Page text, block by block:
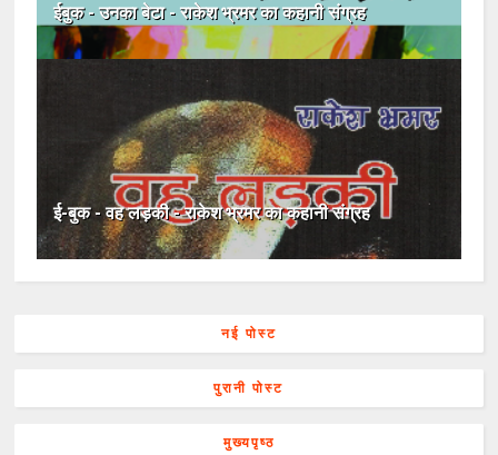
ईबुक - उनका बेटा - राकेश भ्रमर का कहानी संग्रह
ई-बुक - वह लड़की - राकेश भ्रमर का कहानी संग्रह
नई पोस्ट
पुरानी पोस्ट
मुख्यपृष्ठ